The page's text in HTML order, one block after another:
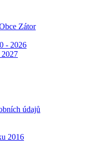
Zátor
- 2026
údajů
2016